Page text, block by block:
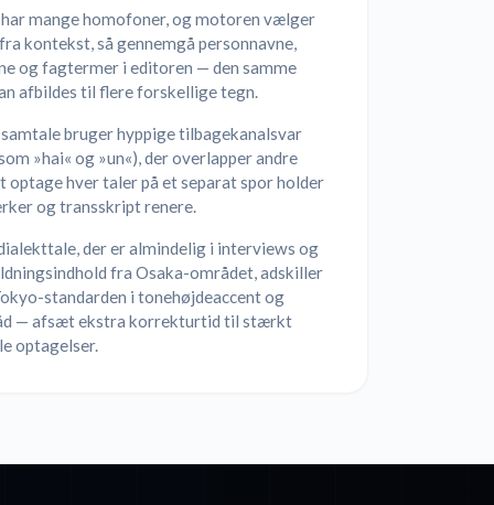
har mange homofoner, og motoren vælger
kontekst, så gennemgå personnavne,
og fagtermer i editoren — den samme
afbildes til flere forskellige tegn.
samtale bruger hyppige tilbagekanalsvar
»hai« og »un«), der overlapper andre
optage hver taler på et separat spor holder
og transskript renere.
der er almindelig i interviews og
fra Osaka-området, adskiller
standarden i tonehøjdeaccent og
— afsæt ekstra korrekturtid til stærkt
optagelser.